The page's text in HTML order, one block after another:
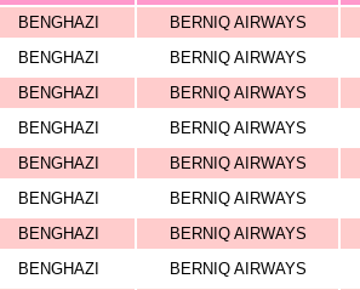
BENGHAZI BERNIQ AIRWAYS
BENGHAZI BERNIQ AIRWAYS
BENGHAZI BERNIQ AIRWAYS
BENGHAZI BERNIQ AIRWAYS
BENGHAZI BERNIQ AIRWAYS
BENGHAZI BERNIQ AIRWAYS
BENGHAZI BERNIQ AIRWAYS
BENGHAZI BERNIQ AIRWAYS